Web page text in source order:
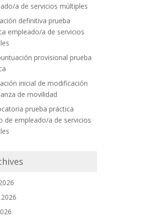
a de servicios múltiples
definitiva prueba
empleado/a de servicios
provisional prueba
inicial de modificación
de movilidad
prueba práctica
de empleado/a de servicios